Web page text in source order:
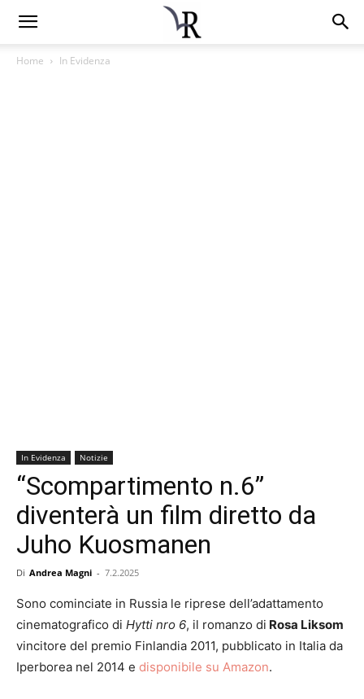
Home In Evidenza
In Evidenza Notizie
“Scompartimento n.6”
diventerà un film diretto da
Juho Kuosmanen
Di Andrea Magni - 7.2.2025
Sono cominciate in Russia le riprese dell’adattamento
cinematografico di Hytti nro 6, il romanzo di Rosa Liksom
vincitore del premio Finlandia 2011, pubblicato in Italia da
Iperborea nel 2014 e disponibile su Amazon.